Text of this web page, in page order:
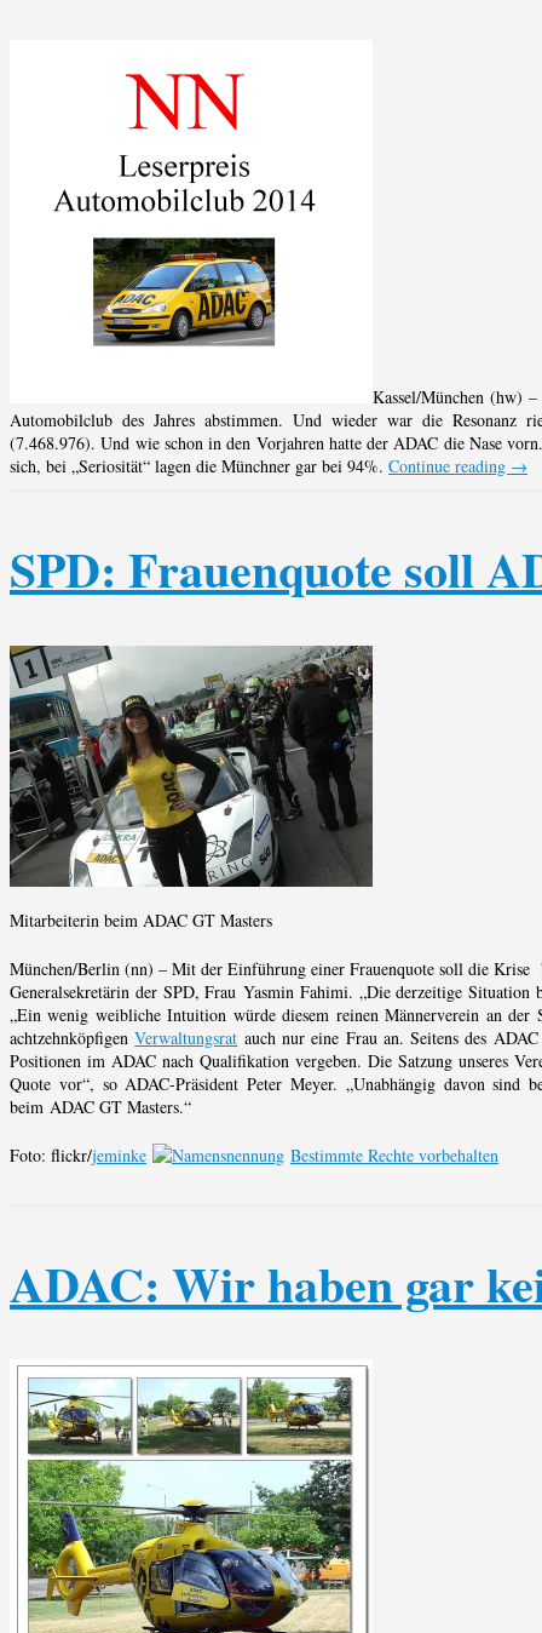
Kassel/München (hw)
Automobilclub des Jahres abstimmen. Und wieder war die Resonanz
(7.468.976). Und wie schon in den Vorjahren hatte der ADAC die Nase
sich, bei „Seriosität“ lagen die Münchner gar bei 94%. Continue reading →
SPD: Frauenquote soll
Mitarbeiterin beim ADAC GT Masters
München/Berlin (nn) – Mit der Einführung einer Frauenquote soll die
Generalsekretärin der SPD, Frau Yasmin Fahimi. „Die derzeitige
„Ein wenig weibliche Intuition würde diesem reinen Männerverein an
achtzehnköpfigenVerwaltungsrat auch nur eine Frau an. Seitens des
Positionen im ADAC nach Qualifikation vergeben. Die Satzung unseres
Quote vor“, so ADAC-Präsident Peter Meyer. „Unabhängig davon
beim ADAC GT Masters.“
Foto: flickr/jeminke Bestimmte Rechte vorbehalten
ADAC: Wir haben gar